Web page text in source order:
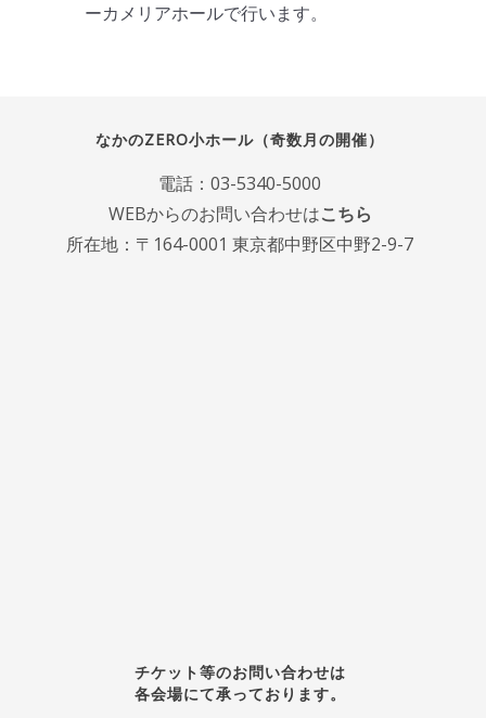
ーカメリアホールで行います。
なかのZERO小ホール（奇数月の開催）
電話：03-5340-5000
WEBからのお問い合わせはこちら
所在地：〒164-0001 東京都中野区中野2-9-7
チケット等のお問い合わせは
各会場にて承っております。